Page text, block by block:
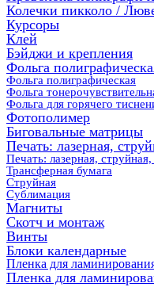
Колечки пикколо /
Курсоры
Клей
Бэйджи и крепления
Фольга
Фольга полиграфическая
Фольга
Фольга для горячего
Фотополимер
Биговальные матрицы
Печать: лазерная,
Печать: лазерная,
Трансферная бумага
Струйная
Сублимация
Магниты
Скотч и монтаж
Винты
Блоки календарные
Пленка для
Пленка для